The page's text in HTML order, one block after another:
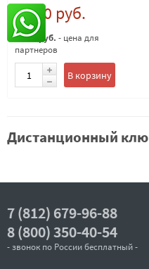
6 500 руб.
5 500 руб. - цена для
партнеров
В корзину
Дистанционный
7 (812) 679-96-88
8 (800) 350-40-54
- звонок по России бесплатный -